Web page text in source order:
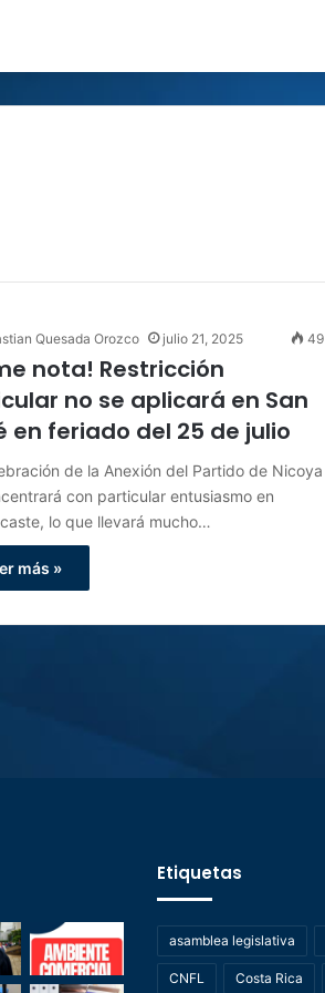
Quesada Orozco julio 21, 2025 49
nota! Restricción
no se aplicará en San
en feriado del 25 de julio
de la Anexión del Partido de Nicoya
con particular entusiasmo en
lo que llevará mucho…
más »
Etiquetas
asamblea legislativa
CNFL Costa Rica